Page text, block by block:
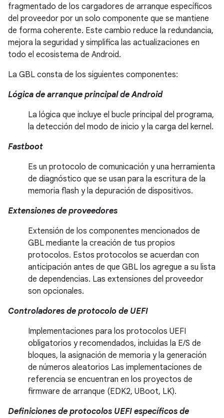
fragmentado de los cargadores de arranque específicos
del proveedor por un solo componente que se mantiene
de forma coherente. Este cambio reduce la redundancia,
mejora la seguridad y simplifica las actualizaciones en
todo el ecosistema de Android.
La GBL consta de los siguientes componentes:
Lógica de arranque principal de Android
La lógica que incluye el bucle principal del programa,
la detección del modo de inicio y la carga del kernel.
Fastboot
Es un protocolo de comunicación y una herramienta
de diagnóstico que se usan para la escritura de la
memoria flash y la depuración de dispositivos.
Extensiones de proveedores
Extensión de los componentes mencionados de
GBL mediante la creación de tus propios
protocolos. Estos protocolos se acuerdan con
anticipación antes de que GBL los agregue a su lista
de dependencias. Las extensiones del proveedor
son opcionales.
Controladores de protocolo de UEFI
Implementaciones para los protocolos UEFI
obligatorios y recomendados, incluidas la E/S de
bloques, la asignación de memoria y la generación
de números aleatorios Las implementaciones de
referencia se encuentran en los proyectos de
firmware de arranque (EDK2, UBoot, LK).
Definiciones de protocolos UEFI específicos de